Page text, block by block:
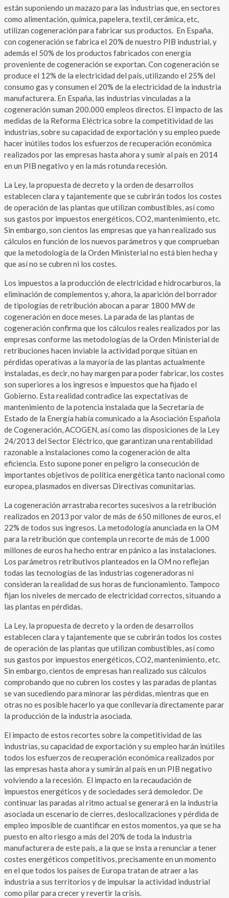
están suponiendo un mazazo para las industrias que, en sectores
como alimentación, química, papelera, textil, cerámica, etc,
utilizan cogeneración para fabricar sus productos. En España,
con cogeneración se fabrica el 20% de nuestro PIB industrial, y
además el 50% de los productos fabricados con energía
proveniente de cogeneración se exportan. Con cogeneración se
produce el 12% de la electricidad del país, utilizando el 25% del
consumo gas y consumen el 20% de la electricidad de la industria
manufacturera. En España, las industrias vinculadas a la
cogeneración suman 200.000 empleos directos. El impacto de las
medidas de la Reforma Eléctrica sobre la competitividad de las
industrias, sobre su capacidad de exportación y su empleo puede
hacer inútiles todos los esfuerzos de recuperación económica
realizados por las empresas hasta ahora y sumir al país en 2014
en un PIB negativo y en la más rotunda recesión.
La Ley, la propuesta de decreto y la orden de desarrollos
establecen clara y tajantemente que se cubrirán todos los costes
de operación de las plantas que utilizan combustibles, así como
sus gastos por impuestos energéticos, CO2, mantenimiento, etc.
Sin embargo, son cientos las empresas que ya han realizado sus
cálculos en función de los nuevos parámetros y que comprueban
que la metodología de la Orden Ministerial no está bien hecha y
que así no se cubren ni los costes.
Los impuestos a la producción de electricidad e hidrocarburos, la
eliminación de complementos y, ahora, la aparición del borrador
de tipologías de retribución abocan a parar 1800 MW de
cogeneración en doce meses. La parada de las plantas de
cogeneración confirma que los cálculos reales realizados por las
empresas conforme las metodologías de la Orden Ministerial de
retribuciones hacen inviable la actividad porque sitúan en
pérdidas operativas a la mayoría de las plantas actualmente
instaladas, es decir, no hay margen para poder fabricar, los costes
son superiores a los ingresos e impuestos que ha fijado el
Gobierno. Esta realidad contradice las expectativas de
mantenimiento de la potencia instalada que la Secretaría de
Estado de la Energía había comunicado a la Asociación Española
de Cogeneración, ACOGEN, así como las disposiciones de la Ley
24/2013 del Sector Eléctrico, que garantizan una rentabilidad
razonable a instalaciones como la cogeneración de alta
eficiencia. Esto supone poner en peligro la consecución de
importantes objetivos de política energética tanto nacional como
europea, plasmados en diversas Directivas comunitarias.
La cogeneración arrastraba recortes sucesivos a la retribución
realizados en 2013 por valor de más de 650 millones de euros, el
22% de todos sus ingresos. La metodología anunciada en la OM
para la retribución que contempla un recorte de más de 1.000
millones de euros ha hecho entrar en pánico a las instalaciones.
Los parámetros retributivos planteados en la OM no reflejan
todas las tecnologías de las industrias cogeneradoras ni
consideran la realidad de sus horas de funcionamiento. Tampoco
fijan los niveles de mercado de electricidad correctos, situando a
las plantas en pérdidas.
La Ley, la propuesta de decreto y la orden de desarrollos
establecen clara y tajantemente que se cubrirán todos los costes
de operación de las plantas que utilizan combustibles, así como
sus gastos por impuestos energéticos, CO2, mantenimiento, etc.
Sin embargo, cientos de empresas han realizado sus cálculos
comprobando que no cubren los costes y las paradas de plantas
se van sucediendo para minorar las pérdidas, mientras que en
otras no es posible hacerlo ya que conllevaría directamente parar
la producción de la industria asociada.
El impacto de estos recortes sobre la competitividad de las
industrias, su capacidad de exportación y su empleo harán inútiles
todos los esfuerzos de recuperación económica realizados por
las empresas hasta ahora y sumirán al país en un PIB negativo
volviendo a la recesión. El impacto en la recaudación de
impuestos energéticos y de sociedades será demoledor. De
continuar las paradas al ritmo actual se generará en la industria
asociada un escenario de cierres, deslocalizaciones y pérdida de
empleo imposible de cuantificar en estos momentos, ya que se ha
puesto en alto riesgo a más del 20% de toda la industria
manufacturera de este país, a la que se insta a renunciar a tener
costes energéticos competitivos, precisamente en un momento
en el que todos los países de Europa tratan de atraer a las
industria a sus territorios y de impulsar la actividad industrial
como pilar para crecer y revertir la crisis.